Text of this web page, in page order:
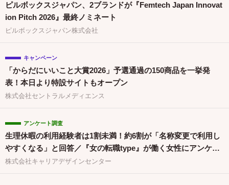
ピルボックスジャパン、2ブランドが『Femtech Japan Innovat
ion Pitch 2026』最終ノミネート
ピルボックスジャパン株式会社
キャンペーン
「からだにいいこと大賞2026」予選通過の150商品を一挙発
表！本日より特設サイトもオープン
株式会社セントラルメディエンス
アンケート調査
生理休暇の利用経験者は1割未満！約6割が「名称変更で利用し
やすくなる」と回答／『女の転職type』が働く女性にアンケー
ト【第134回】
株式会社キャリアデザインセンター